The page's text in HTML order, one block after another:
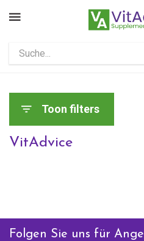
Toon filters
VitAdvice
Folgen Sie uns für